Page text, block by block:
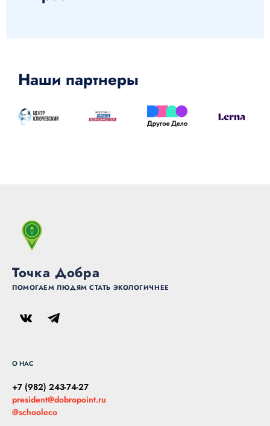
Наши партнеры
Точка Добра
ПОМОГАЕМ ЛЮДЯМ СТАТЬ ЭКОЛОГИЧНЕЕ
О НАС
+7 (982) 243-74-27
president@dobropoint.ru
@schooleco